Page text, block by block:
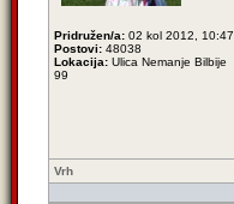
Pridružen/a: 02 kol 2012, 10:47
Postovi: 48038
Lokacija: Ulica Nemanje Bilbije
99
Vrh